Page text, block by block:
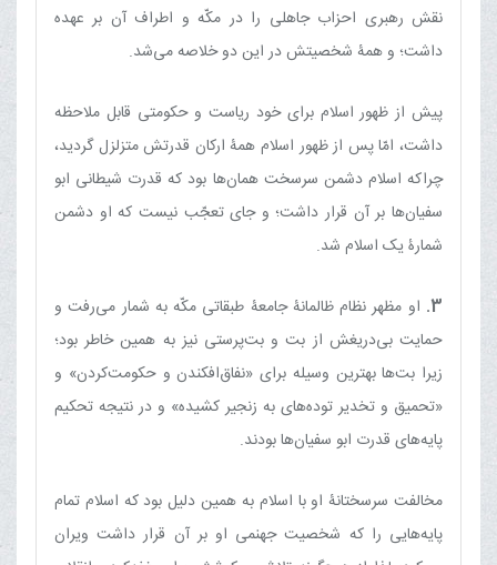
نقش رهبری احزاب جاهلی را در مکّه و اطراف آن بر عهده
داشت؛ و همۀ شخصیتش در این دو خلاصه می‌شد.
پیش از ظهور اسلام برای خود ریاست و حکومتی قابل ملاحظه
داشت، امّا پس از ظهور اسلام همۀ ارکان قدرتش متزلزل گردید،
چراکه اسلام دشمن سرسخت همان‌ها بود که قدرت شیطانی ابو
سفیان‌ها بر آن قرار داشت؛ و جای تعجّب نیست که او دشمن
شمارۀ یک اسلام شد.
3. او مظهر نظام ظالمانۀ جامعۀ طبقاتی مکّه به شمار می‌رفت و
حمایت بی‌دریغش از بت و بت‌پرستی نیز به همین خاطر بود؛
زیرا بت‌ها بهترین وسیله برای «نفاق‌افکندن و حکومت‌کردن» و
«تحمیق و تخدیر توده‌های به زنجیر کشیده» و در نتیجه تحکیم
پایه‌های قدرت ابو سفیان‌ها بودند.
مخالفت سرسختانۀ او با اسلام به همین دلیل بود که اسلام تمام
پایه‌هایی را که شخصیت جهنمی او بر آن قرار داشت ویران